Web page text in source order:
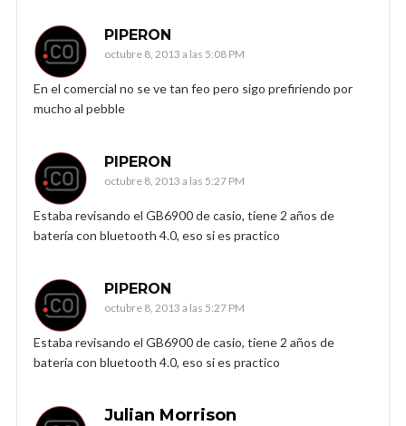
PIPERON
octubre 8, 2013 a las 5:08 PM
En el comercial no se ve tan feo pero sigo prefiriendo por
mucho al pebble
PIPERON
octubre 8, 2013 a las 5:27 PM
Estaba revisando el GB6900 de casio, tiene 2 años de
batería con bluetooth 4.0, eso si es practico
PIPERON
octubre 8, 2013 a las 5:27 PM
Estaba revisando el GB6900 de casio, tiene 2 años de
batería con bluetooth 4.0, eso si es practico
Julian Morrison